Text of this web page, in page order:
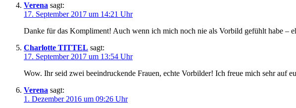
Verena sagt:
17. September 2017 um 14:21 Uhr
Danke für das Kompliment! Auch wenn ich mich noch nie als Vorbild gefühlt habe –
Charlotte TITTEL sagt:
17. September 2017 um 13:54 Uhr
Wow. Ihr seid zwei beeindruckende Frauen, echte Vorbilder! Ich freue mich sehr auf
Verena sagt:
1. Dezember 2016 um 09:26 Uhr